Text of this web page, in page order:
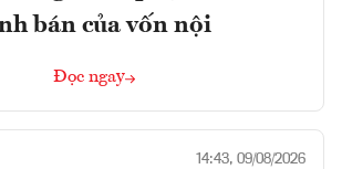
bán của vốn nội
Đọc ngay
14:43, 09/08/2026